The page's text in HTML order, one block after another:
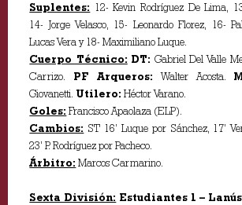
Suplentes: 12- Kevin Rodríguez De Lima,
14- Jorge Velasco, 15- Leonardo Florez, 16-
Lucas Vera y 18- Maximiliano Luque.
Cuerpo Técnico: DT: Gabriel Del Valle
Carrizo. PF Arqueros: Walter Acosta.
Giovanetti. Utilero: Héctor Varano.
Goles: Francisco Apaolaza (ELP).
Cambios: ST 16’ Luque por Sánchez, 17’
23’ P. Rodríguez por Pacheco.
Árbitro: Marcos Carmarino.
Sexta División: Estudiantes 1 – Lanús